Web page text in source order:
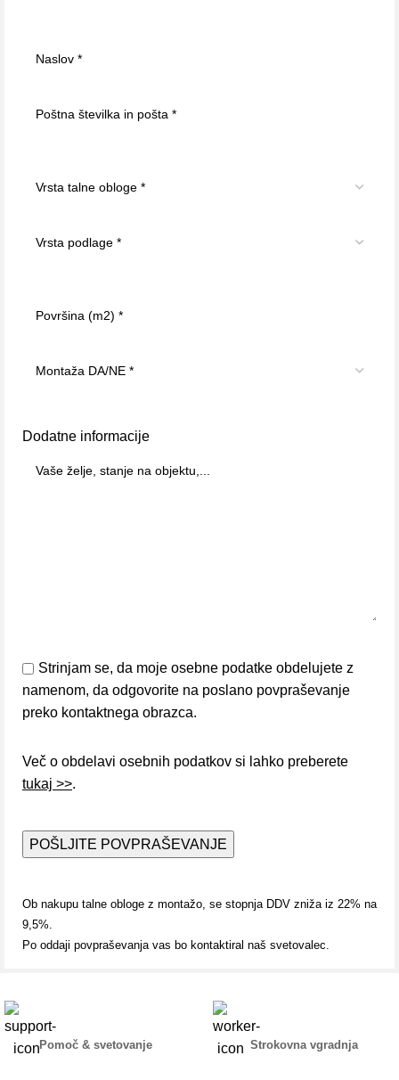
Dodatne informacije
Strinjam se, da moje osebne podatke obdelujete z
namenom, da odgovorite na poslano povpraševanje
preko kontaktnega obrazca.
Več o obdelavi osebnih podatkov si lahko preberete
tukaj >>.
Ob nakupu talne obloge z montažo, se stopnja DDV zniža iz 22% na
9,5%.
Po oddaji povpraševanja vas bo kontaktiral naš svetovalec.
Pomoč & svetovanje Strokovna vgradnja